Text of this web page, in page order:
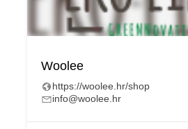
Woolee
https://woolee.hr/shop
info@woolee.hr